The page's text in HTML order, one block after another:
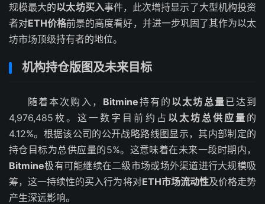
规模最大的以太坊买入事件，此次增持显示了大型机构投资
者对ETH价格前景的高度看好，并进一步巩固了其作为以太
坊市场顶级持有者的地位。
机构持仓版图及未来目标
随着本次购入， Bitmine持有的 以太坊总量已达到
4,976,485枚。这一数字目前约占 以太坊总供应量 的
4.12%。根据该公司的公开战略路线图显示，其内部制定的
持仓目标为总供应量的5%。这意味着在未来一段时期内，
Bitmine极有可能继续在二级市场或场外渠道进行大规模吸
筹，这一持续性的买入行为将对ETH市场流动性及价格走势
产生深远影响。